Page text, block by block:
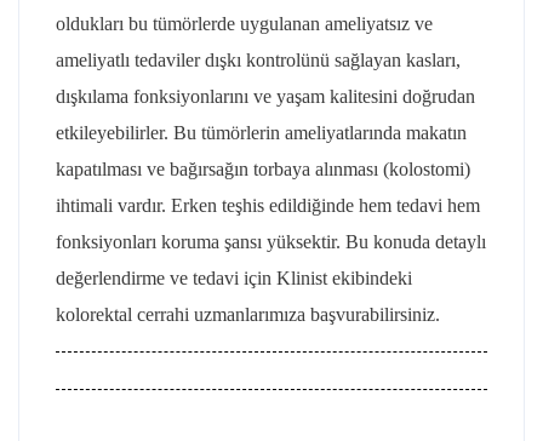
oldukları bu tümörlerde uygulanan ameliyatsız ve
ameliyatlı tedaviler dışkı kontrolünü sağlayan kasları,
dışkılama fonksiyonlarını ve yaşam kalitesini doğrudan
etkileyebilirler. Bu tümörlerin ameliyatlarında makatın
kapatılması ve bağırsağın torbaya alınması (kolostomi)
ihtimali vardır. Erken teşhis edildiğinde hem tedavi hem
fonksiyonları koruma şansı yüksektir. Bu konuda detaylı
değerlendirme ve tedavi için Klinist ekibindeki
kolorektal cerrahi uzmanlarımıza başvurabilirsiniz.